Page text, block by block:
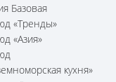
Базовая
«Тренды»
«Азия»
кухня»